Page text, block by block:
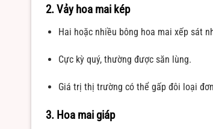
2. Vảy hoa mai kép
Hai hoặc nhiều bông hoa mai xếp sát
Cực kỳ quý, thường được săn lùng.
Giá trị thị trường có thể gấp đôi loại
3. Hoa mai giáp